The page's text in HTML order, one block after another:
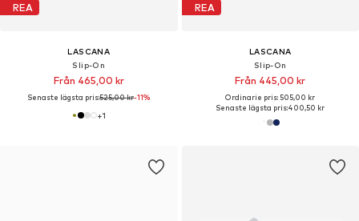
REA
LASCANA
Slip-On
Från 465,00 kr
Senaste lägsta pris:525,00 kr-11%
+1
REA
LASCANA
Slip-On
Från 445,00 kr
Ordinarie pris: 505,00 kr
Senaste lägsta pris:400,50 kr